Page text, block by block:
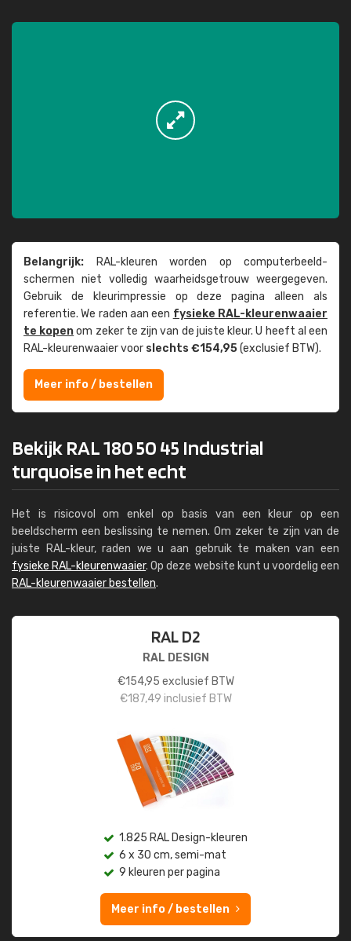
Belangrijk: RAL-kleuren worden op computer­beeld­
schermen niet volledig waarheids­­getrouw weer­gegeven.
Gebruik de kleur­impressie op deze pagina alleen als
referentie. We raden aan een fysieke RAL-kleuren­waaier
te kopenom zeker te zijn van de juiste kleur. U heeft al een
RAL-kleuren­waaier voor slechts €154,95(exclusief BTW).
Meer info / bestellen
Bekijk RAL 180 50 45 Industrial
turquoise in het echt
Het is risicovol om enkel op basis van een kleur op een
beeldscherm een beslissing te nemen. Om zeker te zijn van de
juiste RAL-kleur, raden we u aan gebruik te maken van een
fysieke RAL-kleurenwaaier. Op deze website kunt u voordelig een
RAL-kleurenwaaier bestellen.
RAL D2
RAL DESIGN
€154,95 exclusief BTW
€187,49 inclusief BTW
1.825 RAL Design-kleuren
6 x 30 cm, semi-mat
9 kleuren per pagina
Meer info / bestellen